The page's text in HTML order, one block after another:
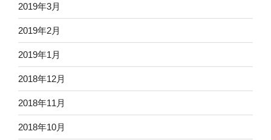
2019年3月
2019年2月
2019年1月
2018年12月
2018年11月
2018年10月